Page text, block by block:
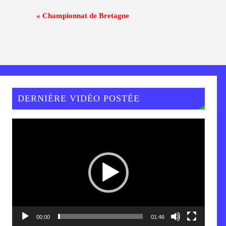
« Championnat de Bretagne
DERNIÈRE VIDÉO POSTÉE
00:00 01:46